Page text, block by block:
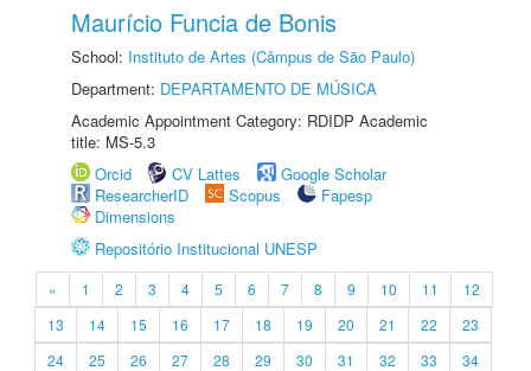
Maurício Funcia de Bonis
School: Instituto de Artes (Câmpus de São Paulo)
Department: DEPARTAMENTO DE MÚSICA
Academic Appointment Category: RDIDP Academic
title: MS-5.3
Orcid
CV Lattes
Google Scholar
ResearcherID
Scopus
Fapesp
Dimensions
Repositório Institucional UNESP
« 1 2 3 4 5 6 7 8 9 10 11
12
13
14 15 16 17 18 19 20 21 22
23
24
25 26 27 28 29 30 31 32 33
34